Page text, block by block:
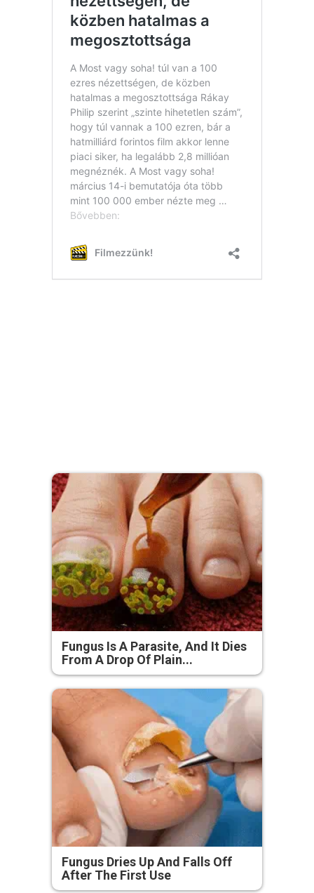
Fungus Is A Parasite, And It Dies
From A Drop Of Plain...
Fungus Dries Up And Falls Off
After The First Use